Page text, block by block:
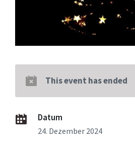
This event has ended
Datum
24. Dezember 2024